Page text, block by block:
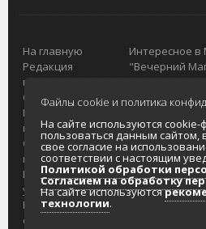
На главную
Редакция
портала
О проекте
Реклама на
портале
Отзывы и
предложения
Интернет-
услуги
Разработка
сайтов
Интересное в
"Вечерний
Городская
Реклама
Главный
Колымы
Политика в
Согласие на
данных
Файлы cookie и политика
На сайте используются
пользоваться данным сайтом,
свое согласие на
соответствии с настоящим
Политикой обработки
Согласием на обработку
На сайте используются
технологии.